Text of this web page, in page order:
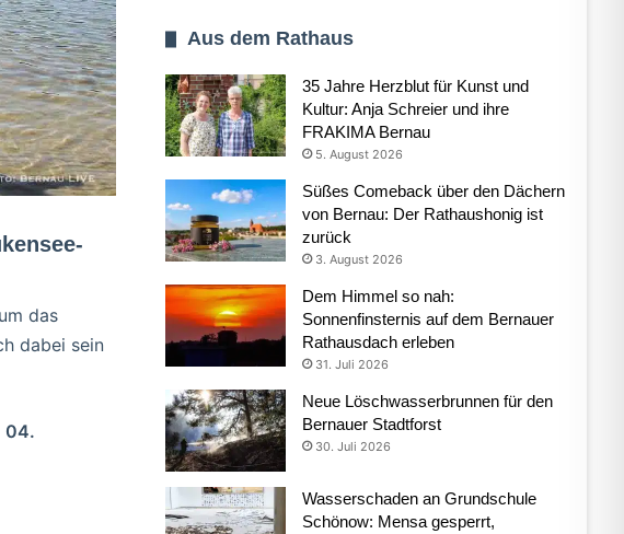
das
dabei sein
04.
Aus dem Rathaus
35 Jahre Herzblut für Kunst und
Kultur: Anja Schreier und ihre
FRAKIMA Bernau
5. August 2026
Süßes Comeback über den Dächern
von Bernau: Der Rathaushonig ist
zurück
3. August 2026
Dem Himmel so nah:
Sonnenfinsternis auf dem Bernauer
Rathausdach erleben
31. Juli 2026
Neue Löschwasserbrunnen für den
Bernauer Stadtforst
30. Juli 2026
Wasserschaden an Grundschule
Schönow: Mensa gesperrt,